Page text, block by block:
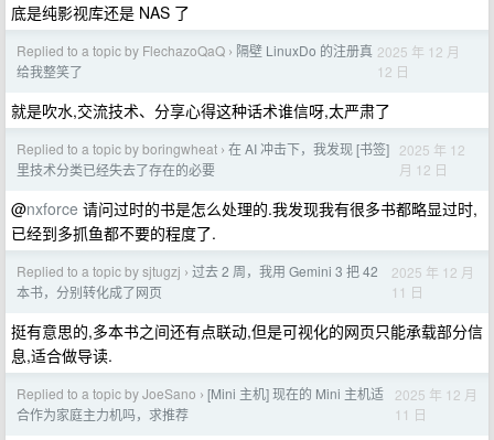
底是纯影视库还是 NAS 了
Replied to a topic by FlechazoQaQ › 隔壁 LinuxDo 的注册真
给我整笑了
2025 年 12 月
12 日
就是吹水,交流技术、分享心得这种话术谁信呀,太严肃了
Replied to a topic by boringwheat › 在 AI 冲击下，我发现 [书签]
里技术分类已经失去了存在的必要
2025 年 12
月 12 日
@nxforce 请问过时的书是怎么处理的.我发现我有很多书都略显过时,
已经到多抓鱼都不要的程度了.
Replied to a topic by sjtugzj › 过去 2 周，我用 Gemini 3 把 42
本书，分别转化成了网页
2025 年 12 月
11 日
挺有意思的,多本书之间还有点联动,但是可视化的网页只能承载部分信
息,适合做导读.
Replied to a topic by JoeSano › [Mini 主机] 现在的 Mini 主机适
合作为家庭主力机吗，求推荐
2025 年 12 月
11 日